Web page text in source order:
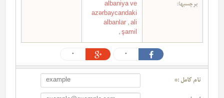
برچسبها:
albaniya ve
azərbaycandaki
albanlar , ali
şamil
,
0
0
نام کامل :*